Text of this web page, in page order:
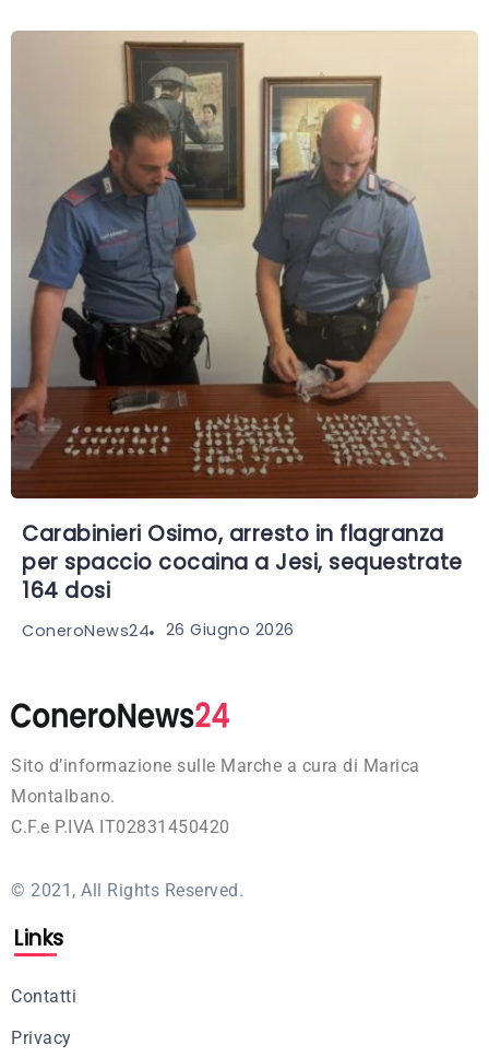
Carabinieri Osimo, arresto in flagranza
per spaccio cocaina a Jesi, sequestrate
164 dosi
ConeroNews24 26 Giugno 2026
Sito d’informazione sulle Marche a cura di Marica
Montalbano.
C.F.e P.IVA IT02831450420
© 2021, All Rights Reserved.
Links
Contatti
Privacy